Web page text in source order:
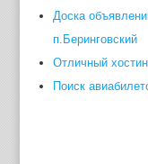
Доска
п.Беринговский
Отличный
Поиск